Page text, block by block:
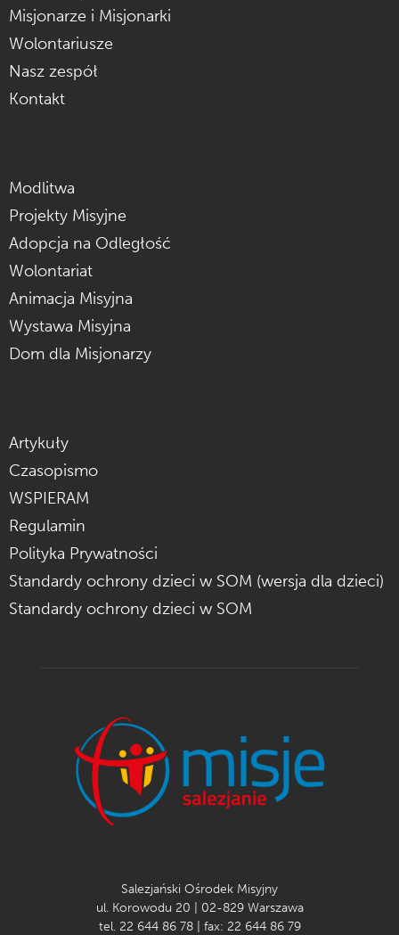
Misjonarze i Misjonarki
Wolontariusze
Nasz zespół
Kontakt
Modlitwa
Projekty Misyjne
Adopcja na Odległość
Wolontariat
Animacja Misyjna
Wystawa Misyjna
Dom dla Misjonarzy
Artykuły
Czasopismo
WSPIERAM
Regulamin
Polityka Prywatności
Standardy ochrony dzieci w SOM (wersja dla dzieci)
Standardy ochrony dzieci w SOM
Salezjański Ośrodek Misyjny
ul. Korowodu 20 | 02-829 Warszawa
tel. 22 644 86 78 | fax: 22 644 86 79